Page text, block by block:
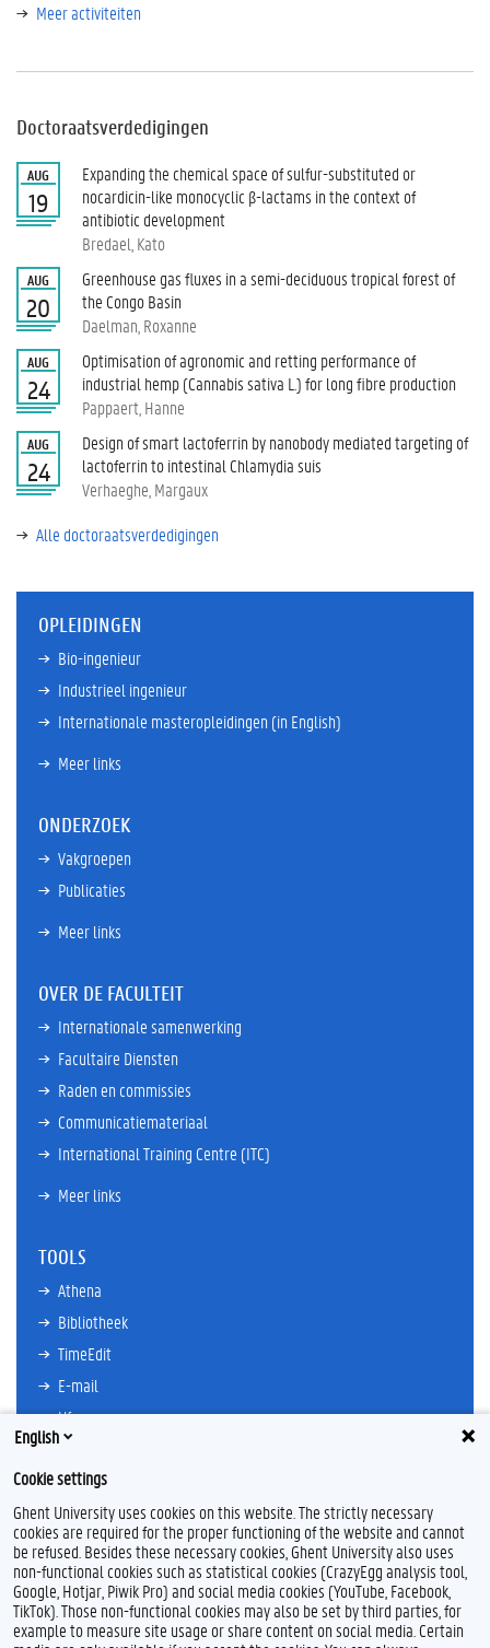
Meer activiteiten
Doctoraatsverdedigingen
AUG
19
Expanding the chemical space of sulfur-substituted or
nocardicin-like monocyclic β-lactams in the context of
antibiotic development
Bredael, Kato
AUG
20
Greenhouse gas fluxes in a semi-deciduous tropical forest of
the Congo Basin
Daelman, Roxanne
AUG
24
Optimisation of agronomic and retting performance of
industrial hemp (Cannabis sativa L.) for long fibre production
Pappaert, Hanne
AUG
24
Design of smart lactoferrin by nanobody mediated targeting of
lactoferrin to intestinal Chlamydia suis
Verhaeghe, Margaux
Alle doctoraatsverdedigingen
OPLEIDINGEN
Bio-ingenieur
Industrieel ingenieur
Internationale masteropleidingen (in English)
Meer links
ONDERZOEK
Vakgroepen
Publicaties
Meer links
OVER DE FACULTEIT
Internationale samenwerking
Facultaire Diensten
Raden en commissies
Communicatiemateriaal
International Training Centre (ITC)
Meer links
TOOLS
Athena
Bibliotheek
TimeEdit
E-mail
Ufora
Oasis
Research Explorer
F
a
c
e
T
w
i
t
L
i
n
k
I
n
s
t
Feedback
English
Cookie settings
Ghent University uses cookies on this website. The strictly necessary
cookies are required for the proper functioning of the website and cannot
be refused. Besides these necessary cookies, Ghent University also uses
non-functional cookies such as statistical cookies (CrazyEgg analysis tool,
Google, Hotjar, Piwik Pro) and social media cookies (YouTube, Facebook,
TikTok). Those non-functional cookies may also be set by third parties, for
example to measure site usage or share content on social media. Certain